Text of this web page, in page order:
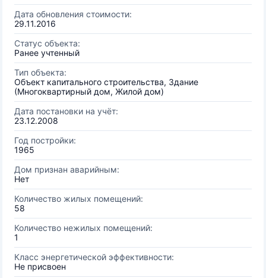
Дата обновления стоимости:
29.11.2016
Статус объекта:
Ранее учтенный
Тип объекта:
Объект капитального строительства, Здание
(Многоквартирный дом, Жилой дом)
Дата постановки на учёт:
23.12.2008
Год постройки:
1965
Дом признан аварийным:
Нет
Количество жилых помещений:
58
Количество нежилых помещений:
1
Класс энергетической эффективности:
Не присвоен